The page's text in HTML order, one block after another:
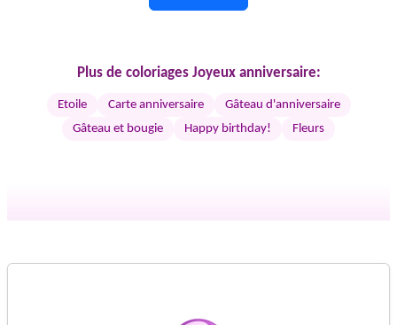
Plus de coloriages Joyeux anniversaire:
Etoile Carte anniversaire
Gâteau d'anniversaire
Gâteau et bougie
Happy birthday! Fleurs